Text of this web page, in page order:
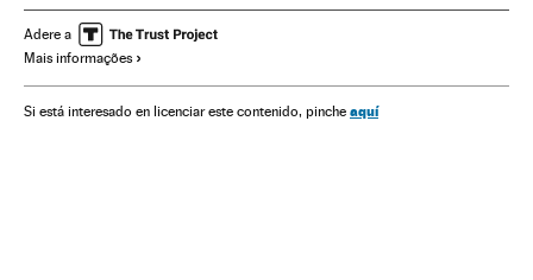
Adere a
Mais informações
Si está interesado en licenciar este contenido, pinche aquí